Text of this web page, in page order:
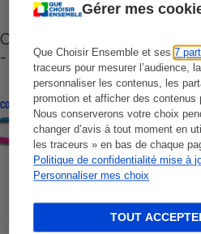
Gérer mes
Que Choisir Ensemble et ses7
traceurs pour mesurer l’audience,
personnaliser les contenus, les
promotion et afficher des contenus
Nous conserverons votre choix
changer d’avis à tout moment en
les traceurs » en bas de chaque
Politique de confidentialité mise à
Personnaliser mes choix
TOUT
Cafetière à capsules zéro
- Premières impressions
CONSEILS